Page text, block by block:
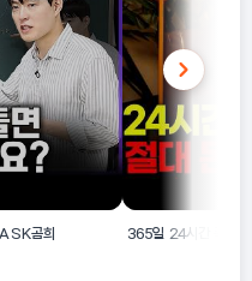
곰희 365일 24시간 죽어라